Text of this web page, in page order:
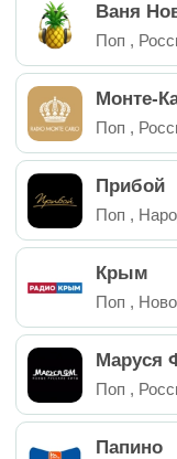
Ваня
Поп ,
Монте-
Поп ,
Прибой
Поп ,
Крым
Поп ,
Россия
Маруся
Поп ,
Папино